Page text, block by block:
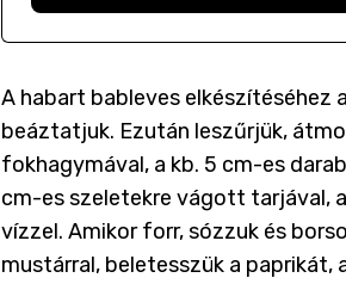
A habart bableves elkészítéséhez
beáztatjuk. Ezután leszűrjük,
fokhagymával, a kb. 5 cm-es
cm-es szeletekre vágott tarjával,
vízzel. Amikor forr, sózzuk és
mustárral, beletesszük a paprikát,